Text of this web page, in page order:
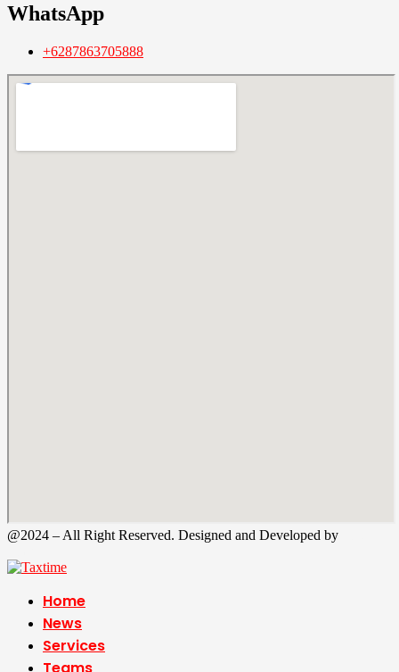
WhatsApp
+6287863705888
@2024 – All Right Reserved. Designed and Developed by
Home
News
Services
Teams